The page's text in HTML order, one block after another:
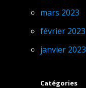
mars 2023
février 2023
janvier 2023
Catégories